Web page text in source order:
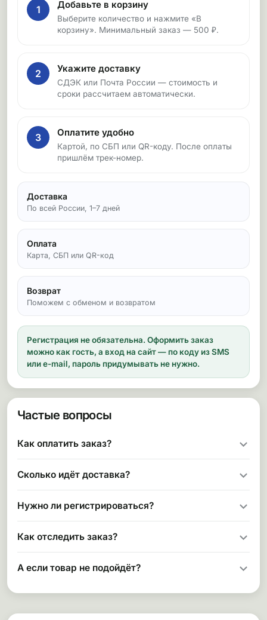
1 Добавьте в корзину
Выберите количество и нажмите «В
корзину». Минимальный заказ — 500 ₽.
2 Укажите доставку
СДЭК или Почта России — стоимость и
сроки рассчитаем автоматически.
3 Оплатите удобно
Картой, по СБП или QR-коду. После оплаты
пришлём трек-номер.
Доставка
По всей России, 1–7 дней
Оплата
Карта, СБП или QR-код
Возврат
Поможем с обменом и возвратом
Регистрация не обязательна. Оформить заказ
можно как гость, а вход на сайт — по коду из SMS
или e-mail, пароль придумывать не нужно.
Частые вопросы
Как оплатить заказ?
Сколько идёт доставка?
Нужно ли регистрироваться?
Как отследить заказ?
А если товар не подойдёт?